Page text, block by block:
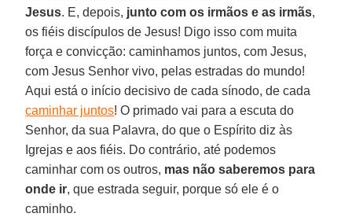
Jesus. E, depois, junto com os irmãos e as irmãs,
os fiéis discípulos de Jesus! Digo isso com muita
força e convicção: caminhamos juntos, com Jesus,
com Jesus Senhor vivo, pelas estradas do mundo!
Aqui está o início decisivo de cada sínodo, de cada
caminhar juntos! O primado vai para a escuta do
Senhor, da sua Palavra, do que o Espírito diz às
Igrejas e aos fiéis. Do contrário, até podemos
caminhar com os outros, mas não saberemos para
onde ir, que estrada seguir, porque só ele é o
caminho.